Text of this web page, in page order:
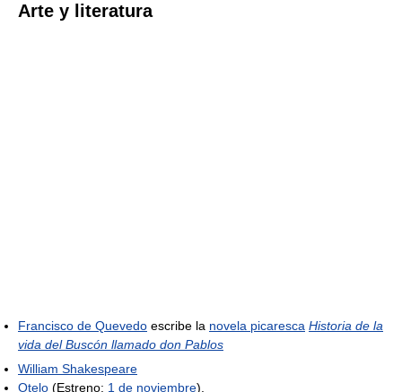
Arte y literatura
Francisco de Quevedo escribe la novela picaresca Historia de la
vida del Buscón llamado don Pablos
William Shakespeare
Otelo (Estreno: 1 de noviembre).